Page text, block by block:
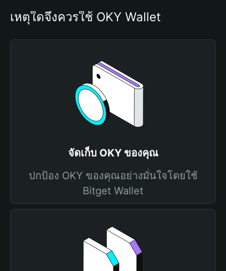
เหตุใดจึงควรใช้ OKY Wallet
จัดเก็บ OKY ของคุณ
ปกป้อง OKY ของคุณอย่างมั่นใจโดยใช้
Bitget Wallet